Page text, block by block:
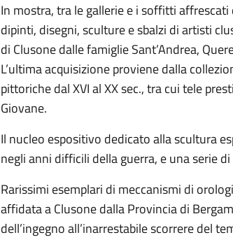
In mostra, tra le gallerie e i soffitti
dipinti, disegni, sculture e sbalzi di artisti
di Clusone dalle famiglie Sant’Andrea,
L’ultima acquisizione proviene dalla
pittoriche dal XVI al XX sec., tra cui tele
Giovane.
Il nucleo espositivo dedicato alla scultura
negli anni difficili della guerra, e una serie
Rarissimi esemplari di meccanismi di
affidata a Clusone dalla Provincia di
dell’ingegno all’inarrestabile scorrere del